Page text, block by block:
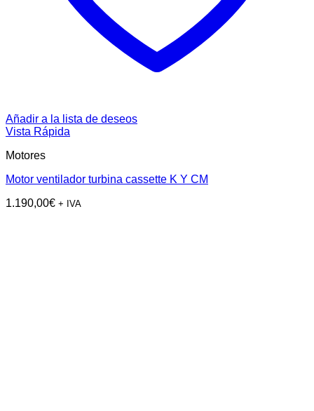
Añadir a la lista de deseos
Vista Rápida
Motores
Motor ventilador turbina cassette K Y CM
1.190,00€ + IVA